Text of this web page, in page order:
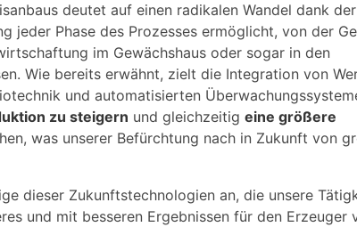
deutet auf einen radikalen Wandel dank
jeder Phase des Prozesses ermöglicht, von der
im Gewächshaus oder sogar in den
Wie bereits erwähnt, zielt die Integration von
und automatisierten
zu steigern und gleichzeitig eine größere
was unserer Befürchtung nach in Zukunft von
dieser Zukunftstechnologien an, die unsere
und mit besseren Ergebnissen für den Erzeuger